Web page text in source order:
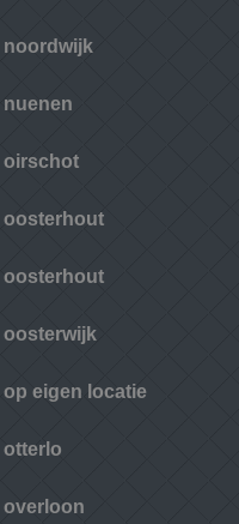
noordwijk
nuenen
oirschot
oosterhout
oosterhout
oosterwijk
op eigen locatie
otterlo
overloon